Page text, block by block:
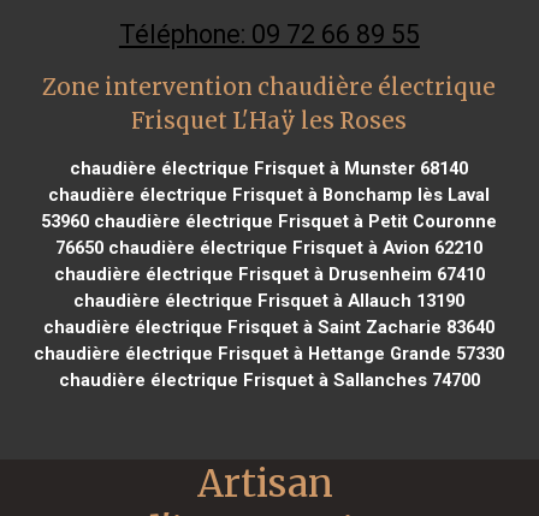
Téléphone: 09 72 66 89 55
Zone intervention chaudière électrique
Frisquet L'Haÿ les Roses
chaudière électrique Frisquet à Munster 68140
chaudière électrique Frisquet à Bonchamp lès Laval
53960 chaudière électrique Frisquet à Petit Couronne
76650 chaudière électrique Frisquet à Avion 62210
chaudière électrique Frisquet à Drusenheim 67410
chaudière électrique Frisquet à Allauch 13190
chaudière électrique Frisquet à Saint Zacharie 83640
chaudière électrique Frisquet à Hettange Grande 57330
chaudière électrique Frisquet à Sallanches 74700
Artisan